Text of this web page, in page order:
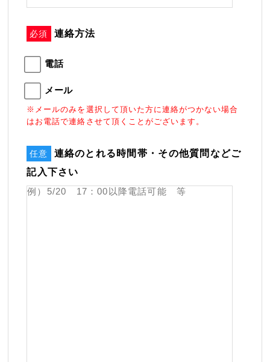
必須 連絡方法
電話
メール
※メールのみを選択して頂いた方に連絡がつかない場合
はお電話で連絡させて頂くことがございます。
任意
連絡のとれる時間帯・その他質問などご
記入下さい